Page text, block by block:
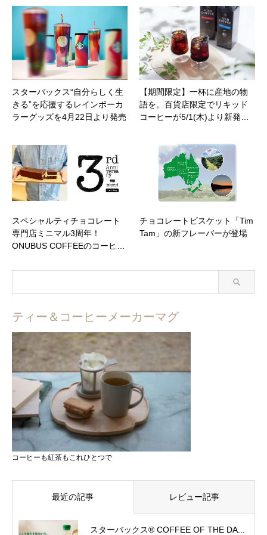
スターバックス“自分らしく生
きる”を応援するレインボーカ
ラーグッズを4月22日より発売
【期間限定】一杯に産地の物
語を。百貨店限定でリキッド
コーヒーが5/1(木)より新発…
スペシャルティチョコレート
専門店ミニマル3周年！
ONUBUS COFFEEのコーヒ…
チョコレートビスケット「Tim
Tam」の新フレーバーが登場
ティー＆コーヒーメーカーマグ
コーヒーも紅茶もこれひとつで
最近の記事 レビュー記事
スターバックス® COFFEE OF THE DA...